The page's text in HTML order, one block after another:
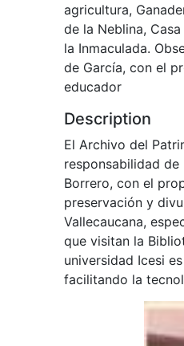
agricultura,
de la Neblina,
la Inmaculada.
de García, con el
educador
Description
El Archivo del
responsabilidad
Borrero, con el
preservación y
Vallecaucana,
que visitan la
universidad Icesi
facilitando la